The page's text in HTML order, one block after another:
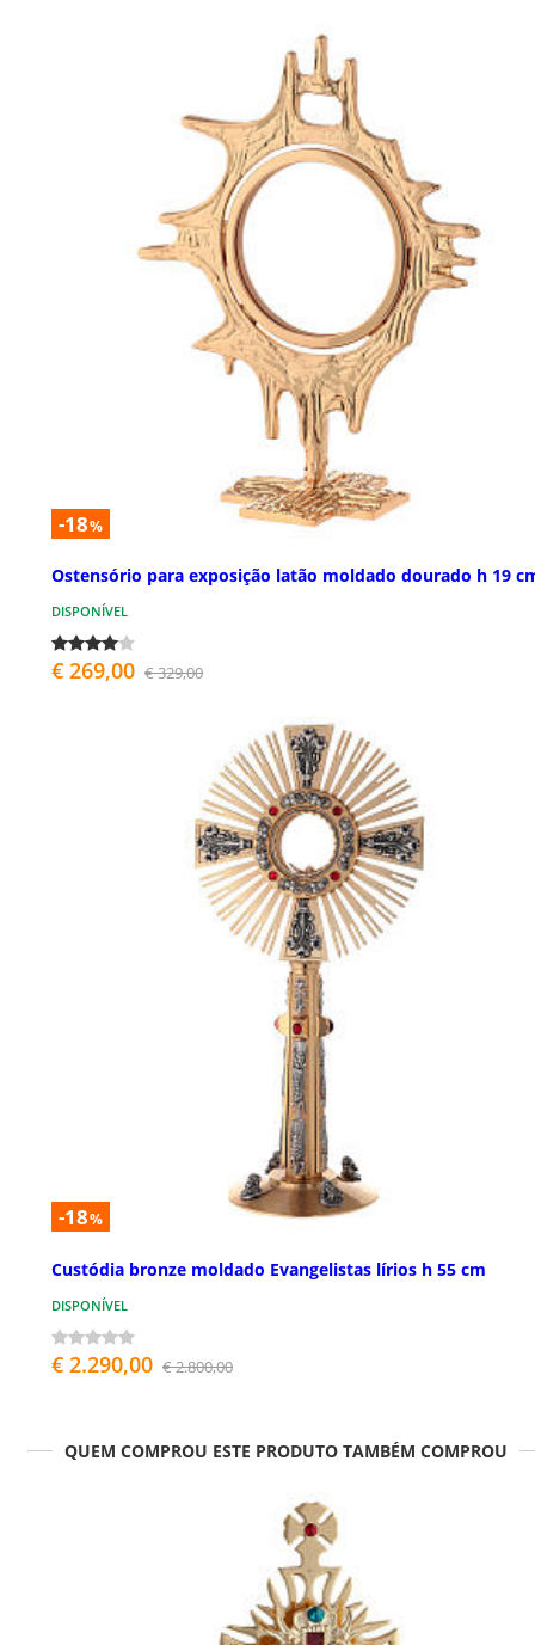
-18%
Ostensório para exposição latão moldado dourado h 19
DISPONÍVEL
€ 269,00 € 329,00
-18%
Custódia bronze moldado Evangelistas lírios h 55 cm
DISPONÍVEL
€ 2.290,00 € 2.800,00
QUEM COMPROU ESTE PRODUTO TAMBÉM COMPROU